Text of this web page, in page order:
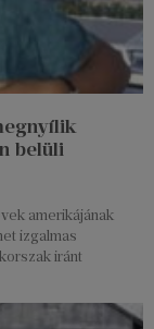
belüli
amerikájának
izgalmas
iránt